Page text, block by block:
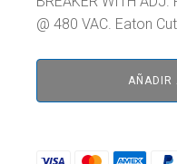
@ 480 VAC. Eaton
AÑADIR